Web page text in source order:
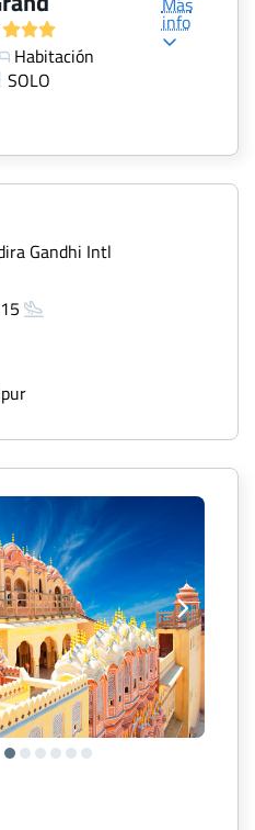
Habitación
SOLO
info
Gandhi Intl